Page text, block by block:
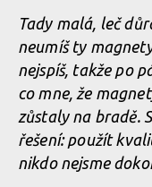
Test: helma Catlike
Test: helma Catlike
Tady malá, leč
neumíš ty
nejspíš, takže po
co mne, že
zůstaly na bradě.
řešení: použít
nikdo nejsme